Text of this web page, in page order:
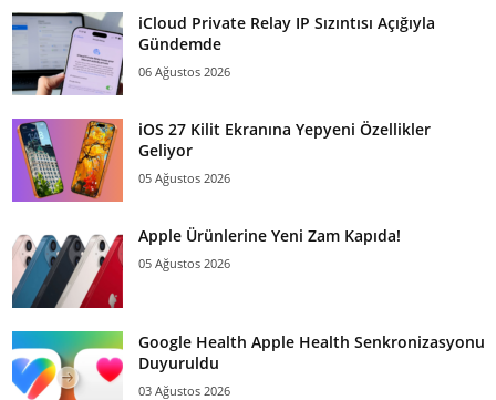
iCloud Private Relay IP Sızıntısı Açığıyla
Gündemde
06 Ağustos 2026
iOS 27 Kilit Ekranına Yepyeni Özellikler
Geliyor
05 Ağustos 2026
Apple Ürünlerine Yeni Zam Kapıda!
05 Ağustos 2026
Google Health Apple Health Senkronizasyonu
Duyuruldu
03 Ağustos 2026